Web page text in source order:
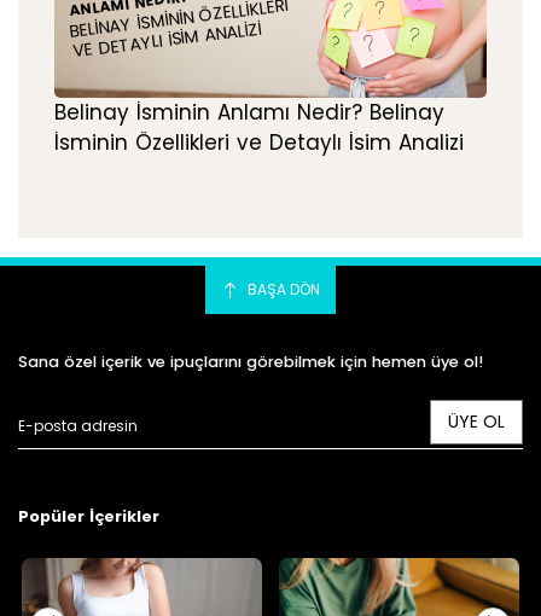
BELINAY İSMININ ÖZELLIKLERI
VE DETAYLI İSIM ANALIZI
Belinay İsminin Anlamı Nedir? Belinay
İsminin Özellikleri ve Detaylı İsim Analizi
BAŞA DÖN
Sana özel içerik ve ipuçlarını görebilmek için hemen üye ol!
ÜYE OL
Popüler İçerikler